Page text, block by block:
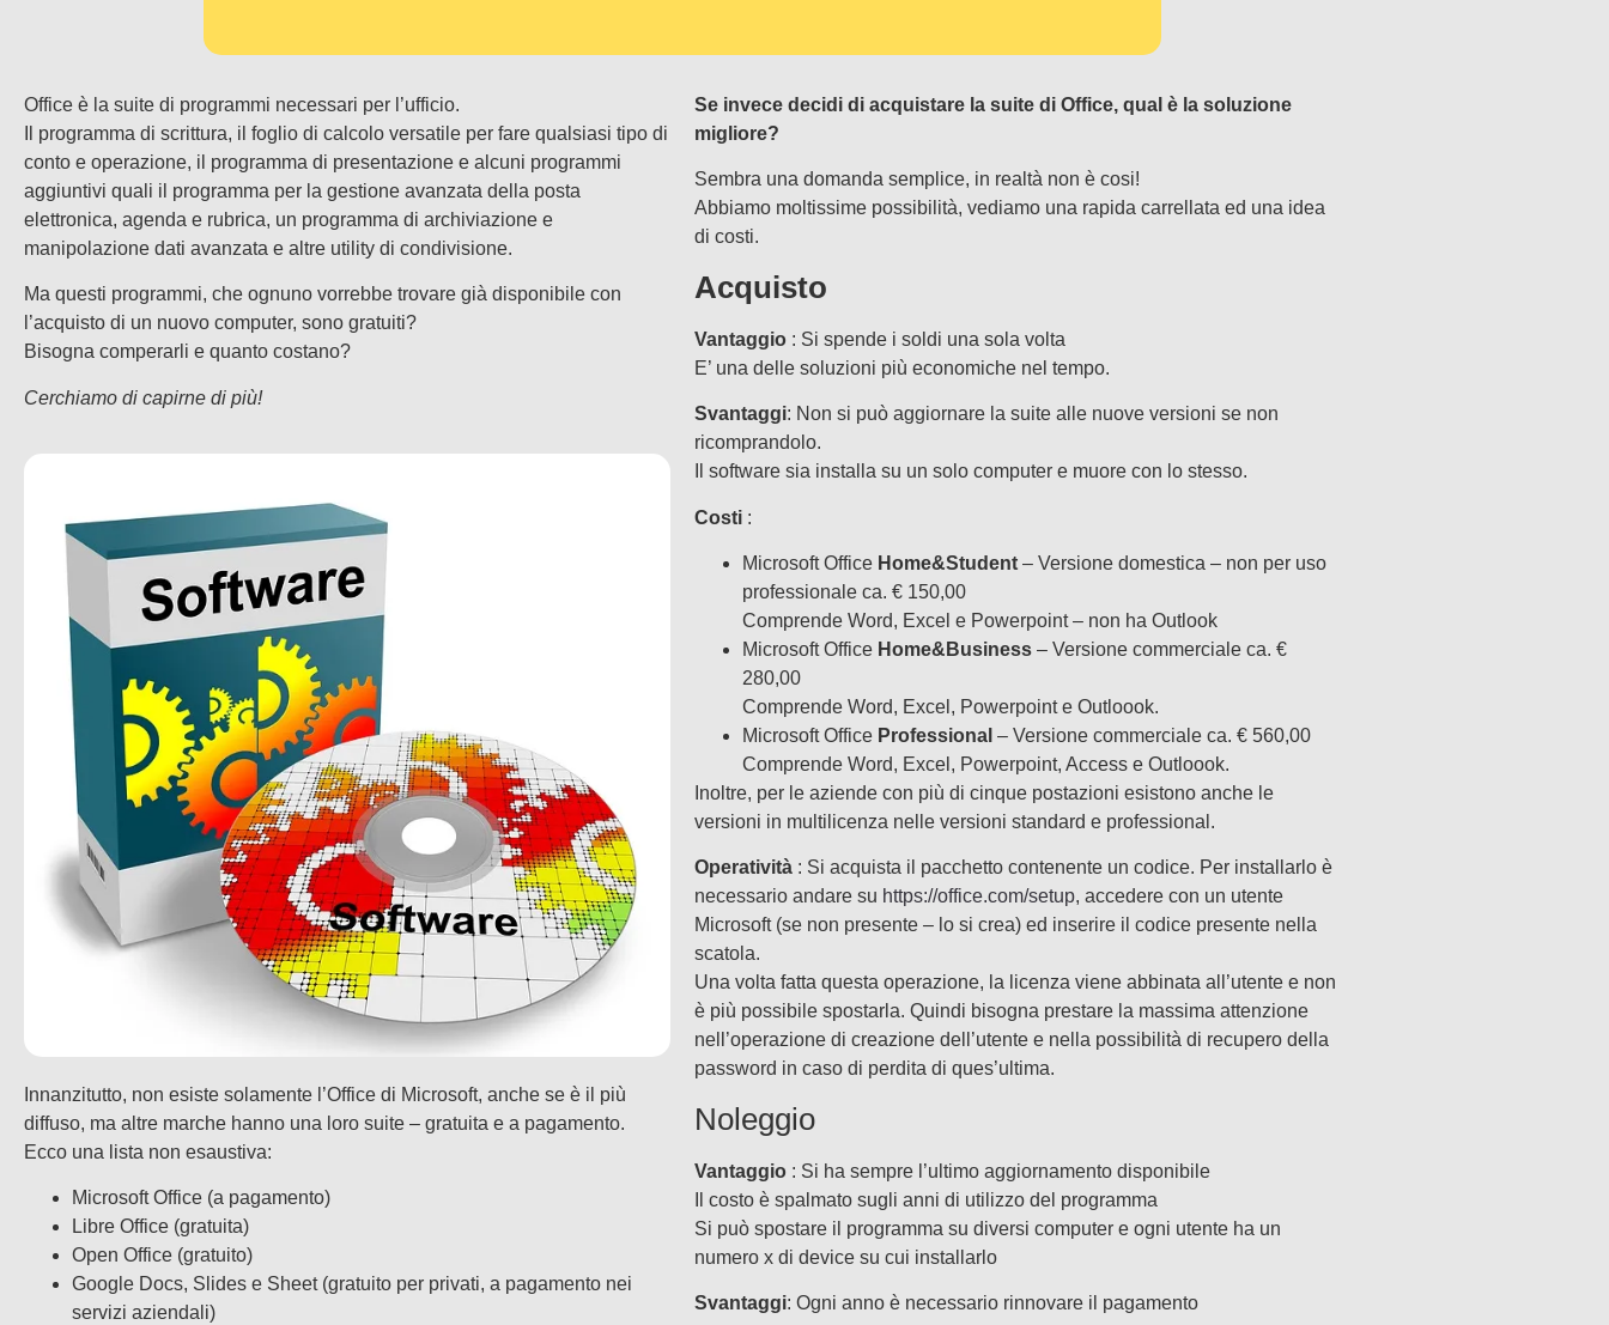
Office è la suite di programmi necessari per l’ufficio.
Il programma di scrittura, il foglio di calcolo versatile per fare qualsiasi tipo di
conto e operazione, il programma di presentazione e alcuni programmi
aggiuntivi quali il programma per la gestione avanzata della posta
elettronica, agenda e rubrica, un programma di archiviazione e
manipolazione dati avanzata e altre utility di condivisione.
Ma questi programmi, che ognuno vorrebbe trovare già disponibile con
l’acquisto di un nuovo computer, sono gratuiti?
Bisogna comperarli e quanto costano?
Cerchiamo di capirne di più!
Innanzitutto, non esiste solamente l’Office di Microsoft, anche se è il più
diffuso, ma altre marche hanno una loro suite – gratuita e a pagamento.
Ecco una lista non esaustiva:
Microsoft Office (a pagamento)
Libre Office (gratuita)
Open Office (gratuito)
Google Docs, Slides e Sheet (gratuito per privati, a pagamento nei
servizi aziendali)
Se invece decidi di acquistare la suite di Office, qual è la soluzione
migliore?
Sembra una domanda semplice, in realtà non è cosi!
Abbiamo moltissime possibilità, vediamo una rapida carrellata ed una idea
di costi.
Acquisto
Vantaggio : Si spende i soldi una sola volta
E’ una delle soluzioni più economiche nel tempo.
Svantaggi: Non si può aggiornare la suite alle nuove versioni se non
ricomprandolo.
Il software sia installa su un solo computer e muore con lo stesso.
Costi :
Microsoft Office Home&Student – Versione domestica – non per uso
professionale ca. € 150,00
Comprende Word, Excel e Powerpoint – non ha Outlook
Microsoft Office Home&Business – Versione commerciale ca. €
280,00
Comprende Word, Excel, Powerpoint e Outloook.
Microsoft Office Professional – Versione commerciale ca. € 560,00
Comprende Word, Excel, Powerpoint, Access e Outloook.
Inoltre, per le aziende con più di cinque postazioni esistono anche le
versioni in multilicenza nelle versioni standard e professional.
Operatività : Si acquista il pacchetto contenente un codice. Per installarlo è
necessario andare su https://office.com/setup, accedere con un utente
Microsoft (se non presente – lo si crea) ed inserire il codice presente nella
scatola.
Una volta fatta questa operazione, la licenza viene abbinata all’utente e non
è più possibile spostarla. Quindi bisogna prestare la massima attenzione
nell’operazione di creazione dell’utente e nella possibilità di recupero della
password in caso di perdita di ques’ultima.
Noleggio
Vantaggio : Si ha sempre l’ultimo aggiornamento disponibile
Il costo è spalmato sugli anni di utilizzo del programma
Si può spostare il programma su diversi computer e ogni utente ha un
numero x di device su cui installarlo
Svantaggi: Ogni anno è necessario rinnovare il pagamento